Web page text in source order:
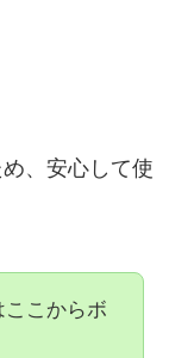
、安心して使
こからボ